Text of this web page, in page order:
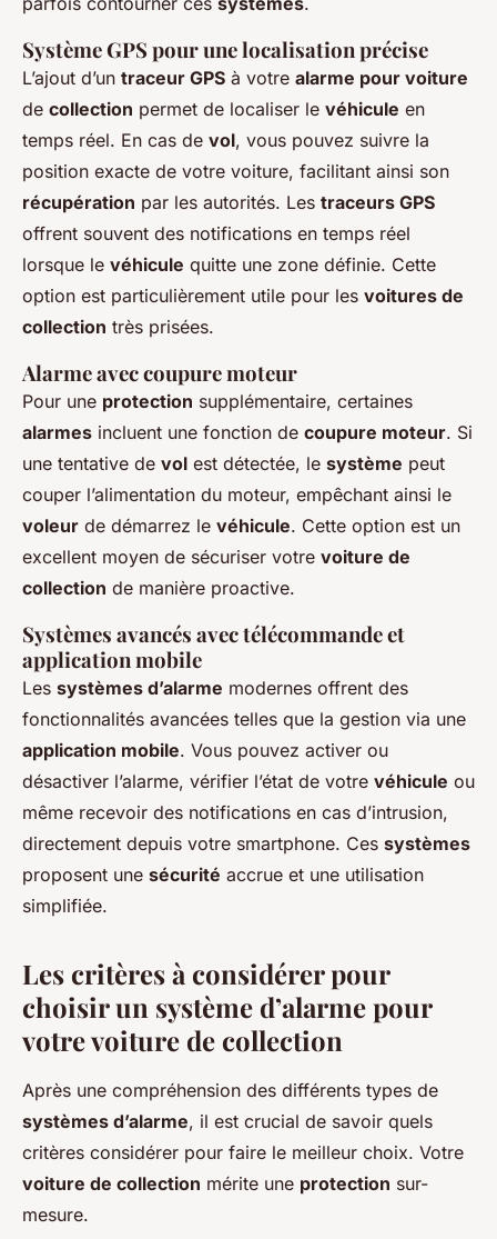
Système GPS pour une localisation précise
L’ajout d’un traceur GPS à votre alarme pour voiture
de collection permet de localiser le véhicule en
temps réel. En cas de vol, vous pouvez suivre la
position exacte de votre voiture, facilitant ainsi son
récupération par les autorités. Les traceurs GPS
offrent souvent des notifications en temps réel
lorsque le véhicule quitte une zone définie. Cette
option est particulièrement utile pour les voitures de
collection très prisées.
Alarme avec coupure moteur
Pour une protection supplémentaire, certaines
alarmes incluent une fonction de coupure moteur. Si
une tentative de vol est détectée, le système peut
couper l’alimentation du moteur, empêchant ainsi le
voleur de démarrez le véhicule. Cette option est un
excellent moyen de sécuriser votre voiture de
collection de manière proactive.
Systèmes avancés avec télécommande et
application mobile
Les systèmes d’alarme modernes offrent des
fonctionnalités avancées telles que la gestion via une
application mobile. Vous pouvez activer ou
désactiver l’alarme, vérifier l’état de votre véhicule ou
même recevoir des notifications en cas d’intrusion,
directement depuis votre smartphone. Ces systèmes
proposent une sécurité accrue et une utilisation
simplifiée.
Les critères à considérer pour
choisir un système d’alarme pour
votre voiture de collection
Après une compréhension des différents types de
systèmes d’alarme, il est crucial de savoir quels
critères considérer pour faire le meilleur choix. Votre
voiture de collection mérite une protection sur-
mesure.